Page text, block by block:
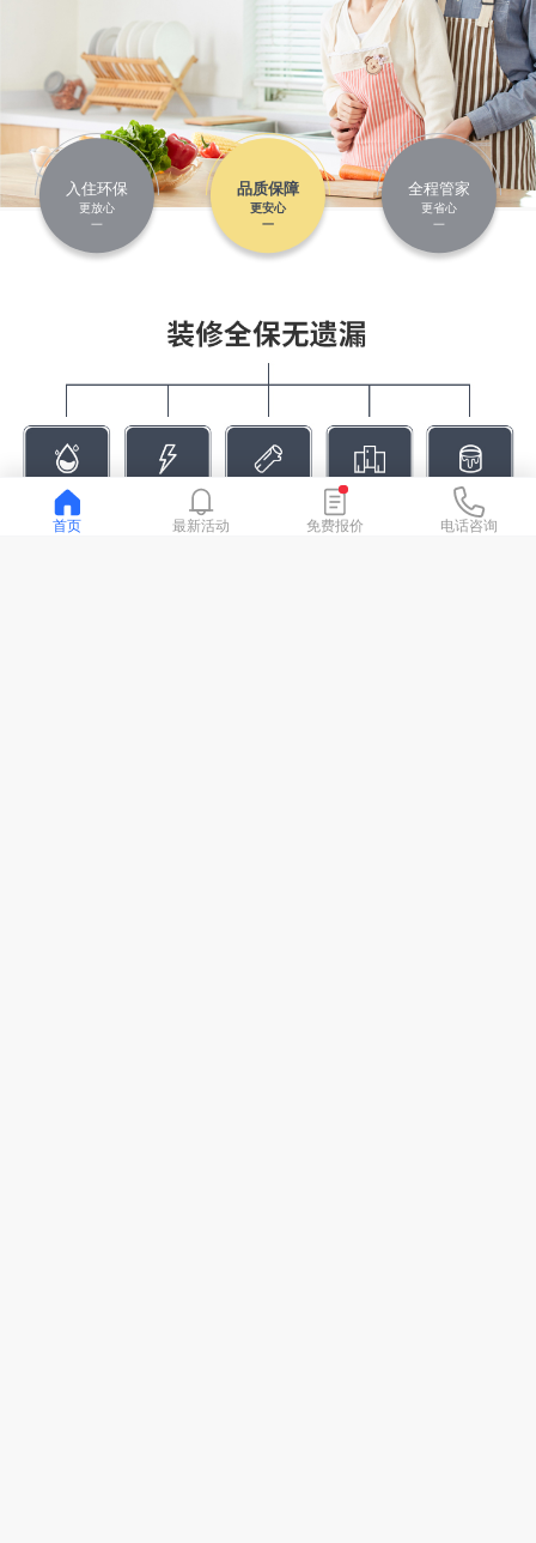
入住环保
更放心
一
品质保障
更安心
一
全程管家
更省心
一
首页 最新活动 免费报价 电话咨询